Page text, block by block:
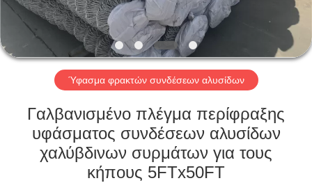
ΕΜΕΊΣ
ΓΎΡΟΣ
ΕΡΓΟΣΤΑΣΊΩΝ
ΠΟΙΟΤΙΚΌΣ
ΈΛΕΓΧΟΣ
Ύφασμα φρακτών συνδέσεων αλυσίδων
Γαλβανισμένο πλέγμα περίφραξης
υφάσματος συνδέσεων αλυσίδων
χαλύβδινων συρμάτων για τους
κήπους 5FTx50FT